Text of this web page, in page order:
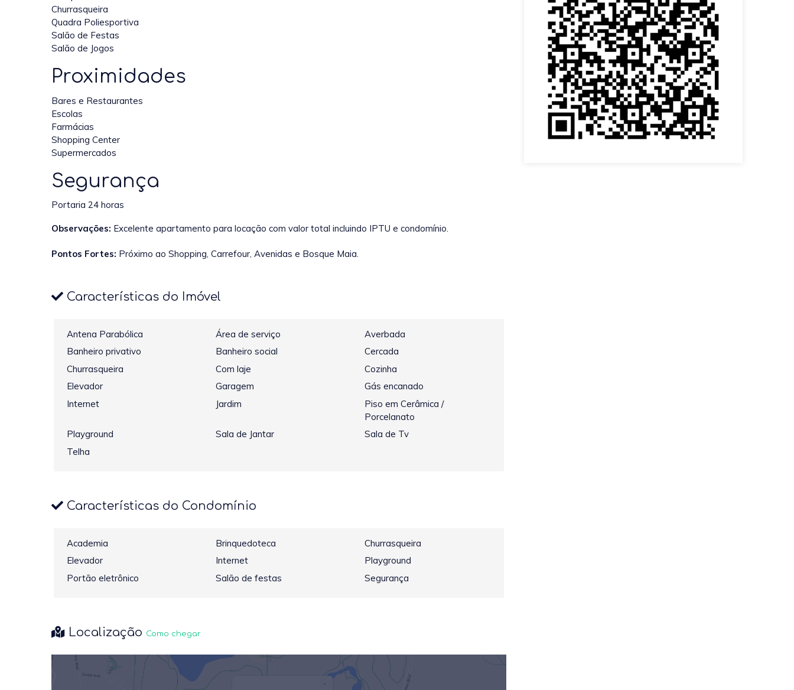
Churrasqueira
Quadra Poliesportiva
Salão de Festas
Salão de Jogos
Proximidades
Bares e Restaurantes
Escolas
Farmácias
Shopping Center
Supermercados
Segurança
Portaria 24 horas
Observações: Excelente apartamento para locação com valor total incluindo IPTU e condomínio.
Pontos Fortes: Próximo ao Shopping, Carrefour, Avenidas e Bosque Maia.
Características do Imóvel
Antena Parabólica Área de serviço
Averbada
Banheiro privativo
Banheiro social
Cercada
Churrasqueira
Com laje
Cozinha
Elevador
Garagem
Gás encanado
Internet
Jardim
Piso em Cerâmica /
Porcelanato
Playground
Sala de Jantar
Sala de Tv
Telha
Características do Condomínio
Academia Brinquedoteca
Churrasqueira
Elevador
Internet
Playground
Portão eletrônico
Salão de festas Segurança
Localização Como chegar